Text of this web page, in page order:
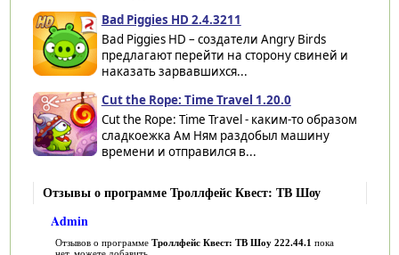
Bad Piggies HD 2.4.3211
Bad Piggies HD – создатели Angry Birds
предлагают перейти на сторону свиней и
наказать зарвавшихся...
Cut the Rope: Time Travel 1.20.0
Cut the Rope: Time Travel - каким-то образом
сладкоежка Ам Ням раздобыл машину
времени и отправился в...
Отзывы о программе Троллфейс Квест: ТВ Шоу
Admin
Отзывов о программе Троллфейс Квест: ТВ Шоу 222.44.1 пока